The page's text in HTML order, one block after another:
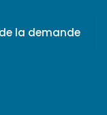
la demande